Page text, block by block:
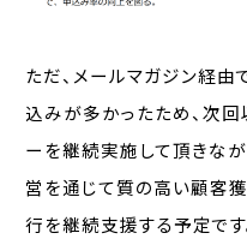
ただ、メールマガジン経
込みが多かったため、次
ーを継続実施して頂きな
営を通じて質の高い顧客
行を継続支援する予定です